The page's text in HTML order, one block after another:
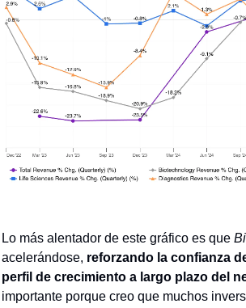
Lo más alentador de este gráfico es que
acelerándose, reforzando la confianza
perfil de crecimiento a largo plazo del
importante porque creo que muchos